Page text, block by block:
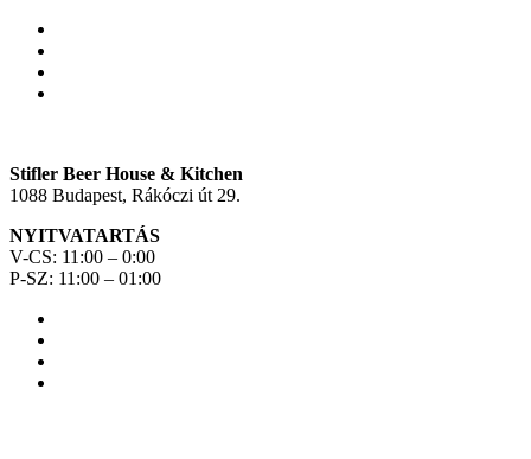
Stifler Beer House & Kitchen
1088 Budapest, Rákóczi út 29.
NYITVATARTÁS
V-CS: 11:00 – 0:00
P-SZ: 11:00 – 01:00